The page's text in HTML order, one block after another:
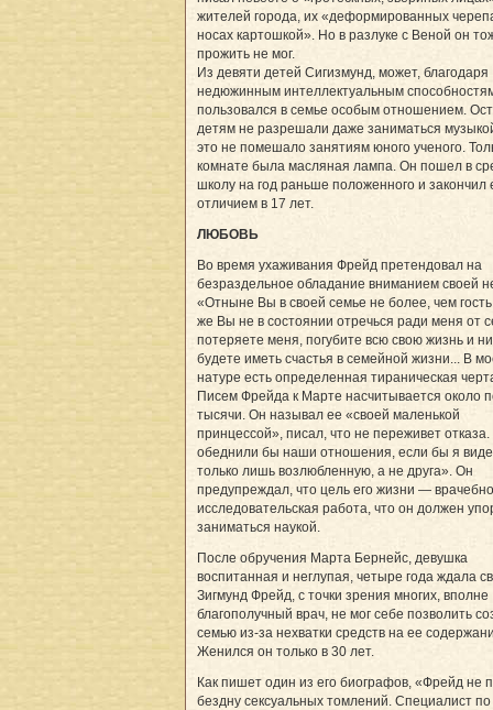
жителей города, их «деформированных
носах картошкой». Но в разлуке с Веной он
прожить не мог.
Из девяти детей Сигизмунд, может, благодаря
недюжинным интеллектуальным
пользовался в семье особым отношением.
детям не разрешали даже заниматься
это не помешало занятиям юного ученого.
комнате была масляная лампа. Он пошел в
школу на год раньше положенного и закончил
отличием в 17 лет.
ЛЮБОВЬ
Во время ухаживания Фрейд претендовал на
безраздельное обладание вниманием своей
«Отныне Вы в своей семье не более, чем
же Вы не в состоянии отречься ради меня от
потеряете меня, погубите всю свою жизнь и
будете иметь счастья в семейной жизни... В
натуре есть определенная тираническая
Писем Фрейда к Марте насчитывается около
тысячи. Он называл ее «своей маленькой
принцессой», писал, что не переживет
обеднили бы наши отношения, если бы я
только лишь возлюбленную, а не друга». Он
предупреждал, что цель его жизни —
исследовательская работа, что он должен
заниматься наукой.
После обручения Марта Бернейс, девушка
воспитанная и неглупая, четыре года ждала
Зигмунд Фрейд, с точки зрения многих, вполне
благополучный врач, не мог себе позволить
семью из-за нехватки средств на ее
Женился он только в 30 лет.
Как пишет один из его биографов, «Фрейд не
бездну сексуальных томлений. Специалист по